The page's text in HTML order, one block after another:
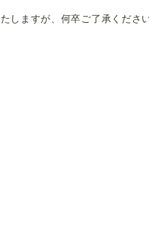
しますが、何卒ご了承くださ